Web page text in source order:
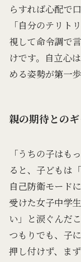
らすれば心配で
「自分のテリト
視して命令調で
けです。自立心
める姿勢が第一
親の期待との
「うちの子はも
ると、子どもは
自己防衛モード
受けた女子中学
い」と涙ぐんだ
つもりでも、子
押し付けず、ま